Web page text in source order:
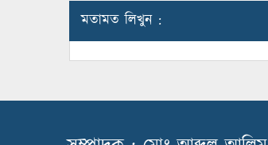
মতামত লিখুন :